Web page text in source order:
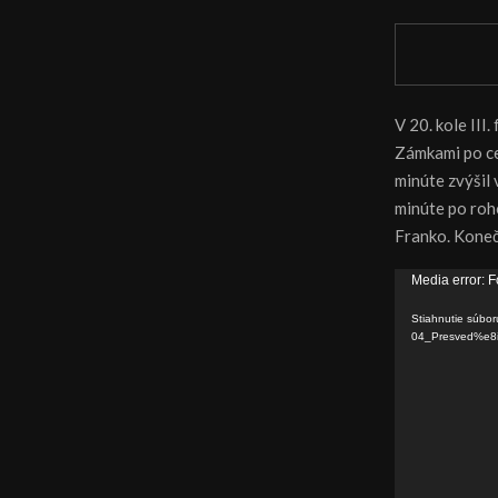
V 20. kole III.
Zámkami po
minúte zvýšil
minúte po
Franko.
Media error:
Stiahnutie